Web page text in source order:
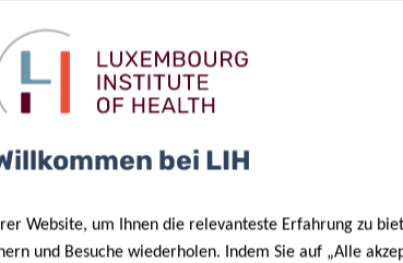
zwar in
KREBS
bei LIH
Website, um Ihnen die relevanteste Erfahrung zu
und Besuche wiederholen. Indem Sie auf „Alle